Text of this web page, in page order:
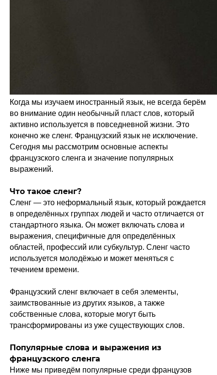
Когда мы изучаем иностранный язык, не всегда берём
во внимание один необычный пласт слов, который
активно используется в повседневной жизни. Это
конечно же сленг. Французский язык не исключение.
Сегодня мы рассмотрим основные аспекты
французского сленга и значение популярных
выражений.
Что такое сленг?
Сленг — это неформальный язык, который рождается
в определённых группах людей и часто отличается от
стандартного языка. Он может включать слова и
выражения, специфичные для определённых
областей, профессий или субкультур. Сленг часто
используется молодёжью и может меняться с
течением времени.
Французский сленг включает в себя элементы,
заимствованные из других языков, а также
собственные слова, которые могут быть
трансформированы из уже существующих слов.
Популярные слова и выражения из
французского сленга
Ниже мы приведём популярные среди французов